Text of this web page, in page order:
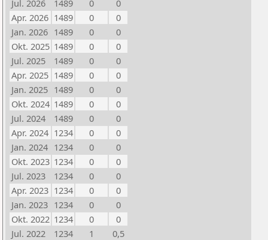
Jul. 2026
1489 0
0
Apr. 2026 1489 0
0
Jan. 2026 1489 0
0
Okt. 2025 1489 0
0
Jul. 2025
1489 0
0
Apr. 2025 1489 0
0
Jan. 2025 1489 0
0
Okt. 2024 1489 0
0
Jul. 2024
1489 0
0
Apr. 2024 1234 0
0
Jan. 2024 1234 0
0
Okt. 2023 1234 0
0
Jul. 2023
1234 0
0
Apr. 2023 1234 0
0
Jan. 2023 1234 0
0
Okt. 2022 1234 0
0
Jul. 2022
1234 1
0,5